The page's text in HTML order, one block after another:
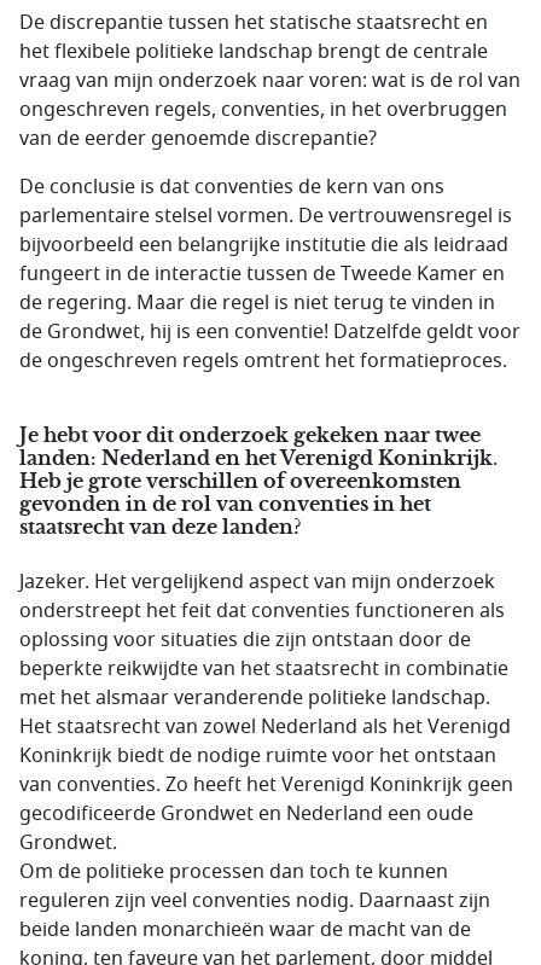
De discrepantie tussen het statische staatsrecht en
het flexibele politieke landschap brengt de centrale
vraag van mijn onderzoek naar voren: wat is de rol van
ongeschreven regels, conventies, in het overbruggen
van de eerder genoemde discrepantie?
De conclusie is dat conventies de kern van ons
parlementaire stelsel vormen. De vertrouwensregel is
bijvoorbeeld een belangrijke institutie die als leidraad
fungeert in de interactie tussen de Tweede Kamer en
de regering. Maar die regel is niet terug te vinden in
de Grondwet, hij is een conventie! Datzelfde geldt voor
de ongeschreven regels omtrent het formatieproces.
Je hebt voor dit onderzoek gekeken naar twee
landen: Nederland en het Verenigd Koninkrijk.
Heb je grote verschillen of overeenkomsten
gevonden in de rol van conventies in het
staatsrecht van deze landen?
Jazeker. Het vergelijkend aspect van mijn onderzoek
onderstreept het feit dat conventies functioneren als
oplossing voor situaties die zijn ontstaan door de
beperkte reikwijdte van het staatsrecht in combinatie
met het alsmaar veranderende politieke landschap.
Het staatsrecht van zowel Nederland als het Verenigd
Koninkrijk biedt de nodige ruimte voor het ontstaan
van conventies. Zo heeft het Verenigd Koninkrijk geen
gecodificeerde Grondwet en Nederland een oude
Grondwet.
Om de politieke processen dan toch te kunnen
reguleren zijn veel conventies nodig. Daarnaast zijn
beide landen monarchieën waar de macht van de
koning, ten faveure van het parlement, door middel